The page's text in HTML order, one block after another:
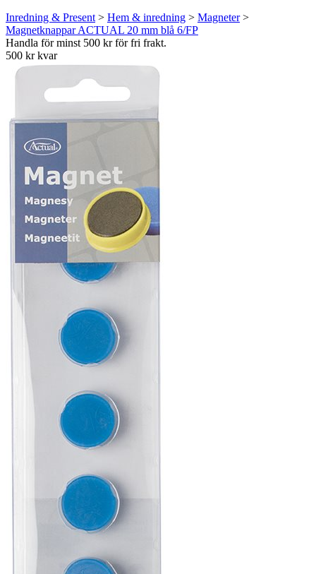
Inredning & Present > Hem & inredning > Magneter>
Magnetknappar ACTUAL 20 mm blå 6/FP
Handla för minst 500 kr för fri frakt.
500 kr kvar